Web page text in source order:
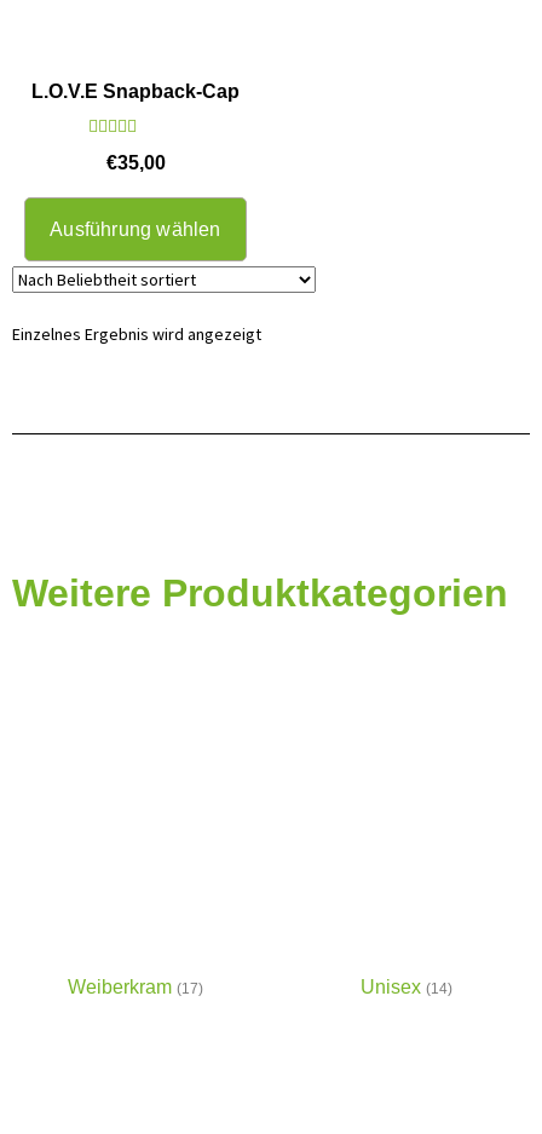
L.O.V.E Snapback-Cap
Bewertet mit
€35,00
Ausführung wählen
Einzelnes Ergebnis wird angezeigt
Weitere Produktkategorien
Weiberkram (17) Unisex (14)